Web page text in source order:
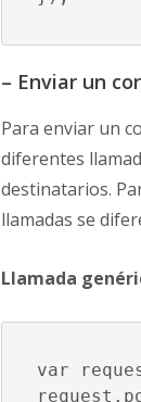
– Enviar un
Para enviar un
diferentes
destinatarios.
llamadas se
Llamada
var